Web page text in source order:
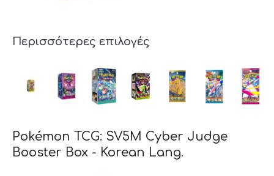
Περισσότερες επιλογές
Pokémon TCG: SV5M Cyber Judge
Booster Box - Korean Lang.